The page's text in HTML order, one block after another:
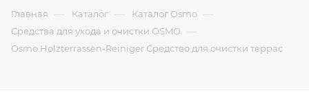
Главная — Каталог — Каталог Osmo —
Средства для ухода и очистки OSMO —
Osmo Holzterrassen-Reiniger Средство для очистки террас